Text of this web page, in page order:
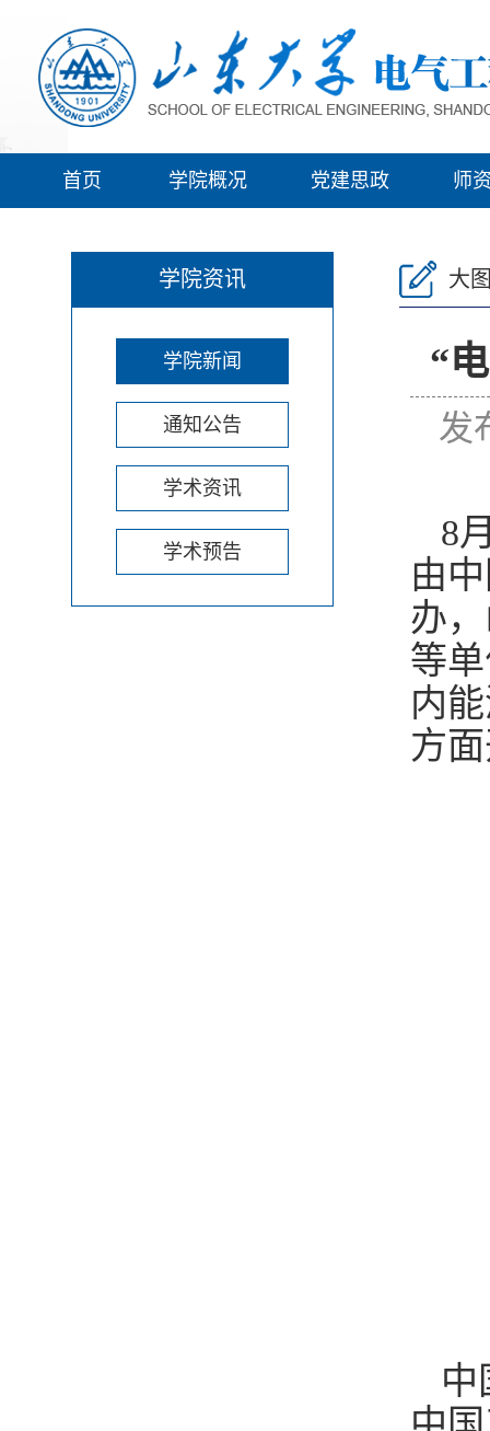
首页 学院概况 党建思政 师
学院资讯
学院新闻
通知公告
学术资讯
学术预告
大
“
发
8
由
办
等
内
方
中